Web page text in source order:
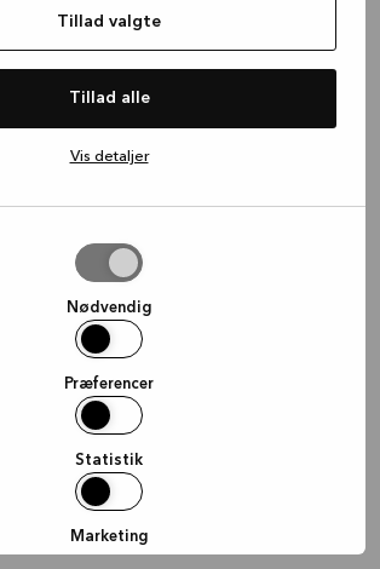
Tillad valgte
Tillad alle
Vis detaljer
Nødvendig
Præferencer
Statistik
Marketing
(see the browser console for more
information).